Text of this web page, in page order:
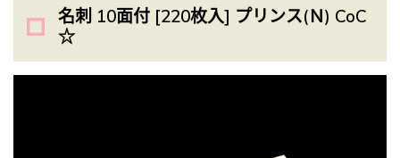
名刺 10面付 [220枚入] プリンス(Ｎ) CoC
☆